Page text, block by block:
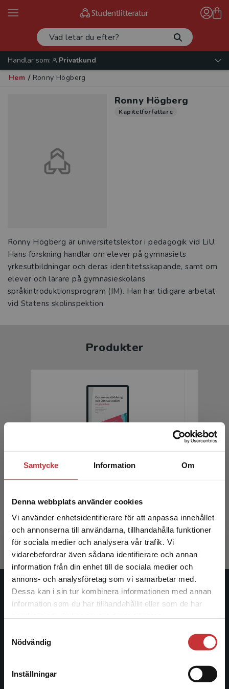
Samtycke Information Om
Denna webbplats använder cookies
Vi använder enhetsidentifierare för att anpassa innehållet
och annonserna till användarna, tillhandahålla funktioner
för sociala medier och analysera vår trafik. Vi
vidarebefordrar även sådana identifierare och annan
information från din enhet till de sociala medier och
annons- och analysföretag som vi samarbetar med.
Dessa kan i sin tur kombinera informationen med annan
information som du har tillhandahållit eller som de har
Nödvändig
Inställningar
Begränsad fraktregion
Det verkar som att du besöker
studentlitteratur.se via en enhet utanför Sverige.
Vi erbjuder inte leveranser utanför Sverige. För
att kunna slutföra ett köp måste
Handlar som:
Privatkund
Hem / Ronny Högberg
Ronny Högberg
Kapitelförfattare
Ronny Högberg är universitetslektor i pedagogik vid LiU.
Hans forskning handlar om elever på gymnasiets
yrkesutbildningar och deras identitetsskapande, samt om
elever och lärare på gymnasieskolans
språkintroduktionsprogram (IM). Han har tidigare arbetat
vid Statens skolinspektion.
Produkter
Om vuxenutbildning och vuxnas
studier
Fejes, Andreas m.fl. (red.)
267 krinkl. moms
Exkl. moms: 252 kr
431 kr
Exkl.
Studentlitteratur
Studentlitteratur grundades 1963 och är idag Sveriges
facklitteratur, utbildningar och digitala